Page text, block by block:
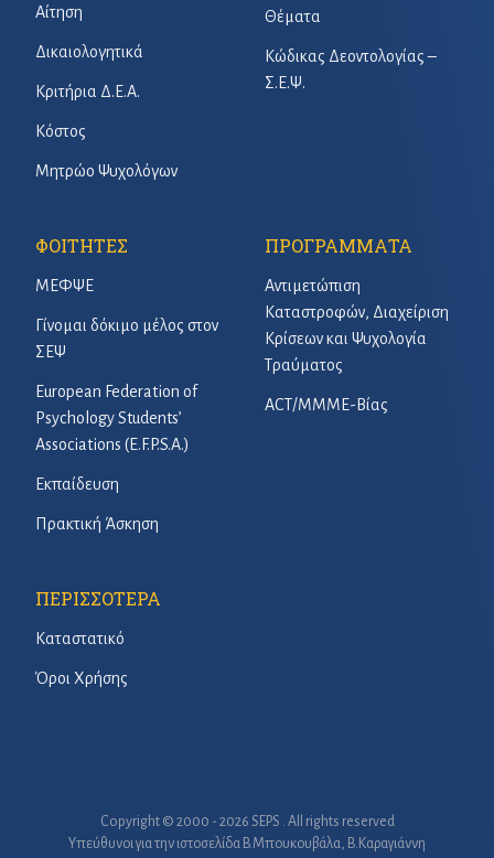
Θέματα
Κώδικας Δεοντολογίας –
Σ.Ε.Ψ.
Αίτηση
Δικαιολογητικά
Κριτήρια Δ.Ε.Α.
Κόστος
Μητρώο Ψυχολόγων
ΦΟΙΤΗΤΕΣ
ΜΕΦΨΕ
Γίνομαι δόκιμο μέλος στον
ΣΕΨ
European Federation of
Psychology Students’
Associations (E.F.P.S.A.)
Εκπαίδευση
Πρακτική Άσκηση
ΠΡΟΓΡΑΜΜΑΤΑ
Αντιμετώπιση
Καταστροφών, Διαχείριση
Κρίσεων και Ψυχολογία
Τραύματος
ACT/ΜΜΜΕ-Βίας
ΠΕΡΙΣΣΟΤΕΡΑ
Καταστατικό
Όροι Χρήσης
Copyright © 2000 - 2026 SEPS . All rights reserved
Υπεύθυνοι για την ιστοσελίδα B.Μπουκουβάλα, Β.Καραγιάννη